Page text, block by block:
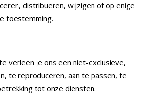
distribueren, wijzigen of op enige
toestemming.
verleen je ons een niet-exclusieve,
te reproduceren, aan te passen, te
tot onze diensten.